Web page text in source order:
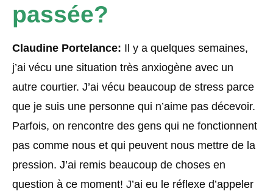
passée?
Claudine Portelance: Il y a quelques semaines,
j’ai vécu une situation très anxiogène avec un
autre courtier. J’ai vécu beaucoup de stress parce
que je suis une personne qui n’aime pas décevoir.
Parfois, on rencontre des gens qui ne fonctionnent
pas comme nous et qui peuvent nous mettre de la
pression. J’ai remis beaucoup de choses en
question à ce moment! J’ai eu le réflexe d’appeler